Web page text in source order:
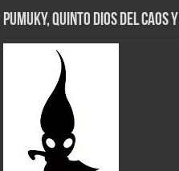
Pumuky, Quinto Dios del